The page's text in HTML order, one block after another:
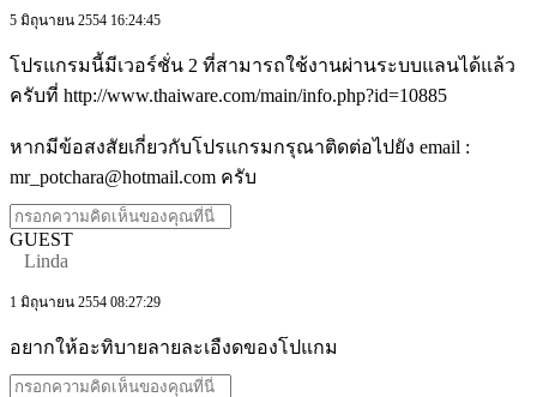
5 มิถุนายน 2554 16:24:45
โปรแกรมนี้มีเวอร์ชั่น 2 ที่สามารถใช้งานผ่านระบบแลนได้แล้ว
ครับที่ http://www.thaiware.com/main/info.php?id=10885
หากมีข้อสงสัยเกี่ยวกับโปรแกรมกรุณาติดต่อไปยัง email :
mr_potchara@hotmail.com ครับ
GUEST
Linda
1 มิถุนายน 2554 08:27:29
อยากให้อะทิบายลายละเอืงดของโปแกม